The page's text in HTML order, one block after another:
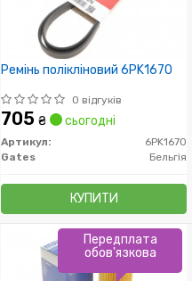
Ремінь полікліновий 6PK1670
0 відгуків
705 ₴ сьогодні
Артикул:
6PK1670
Gates
Бельгія
КУПИТИ
Передплата
обов'язкова